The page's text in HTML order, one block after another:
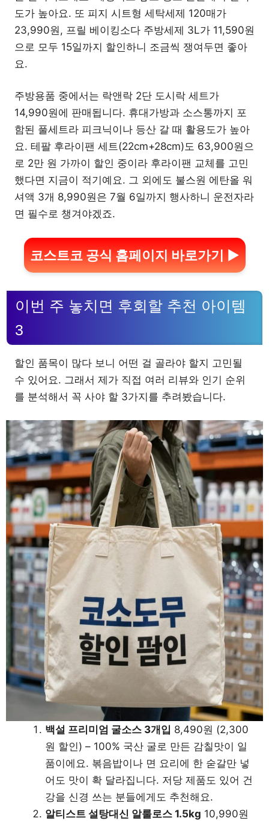
도가 높아요. 또 피지 시트형 세탁세제 120매가
23,990원, 프릴 베이킹소다 주방세제 3L가 11,590원
으로 모두 15일까지 할인하니 조금씩 쟁여두면 좋아
요.
주방용품 중에서는 락앤락 2단 도시락 세트가
14,990원에 판매됩니다. 휴대가방과 소스통까지 포
함된 풀세트라 피크닉이나 등산 갈 때 활용도가 높아
요. 테팔 후라이팬 세트(22cm+28cm)도 63,900원으
로 2만 원 가까이 할인 중이라 후라이팬 교체를 고민
했다면 지금이 적기예요. 그 외에도 불스원 에탄올 워
셔액 3개 8,990원은 7월 6일까지 행사하니 운전자라
면 필수로 챙겨야겠죠.
코스트코 공식 홈페이지 바로가기 ▶
이번 주 놓치면 후회할 추천 아이템
3
할인 품목이 많다 보니 어떤 걸 골라야 할지 고민될
수 있어요. 그래서 제가 직접 여러 리뷰와 인기 순위
를 분석해서 꼭 사야 할 3가지를 추려봤습니다.
백설 프리미엄 굴소스 3개입 8,490원 (2,300
원 할인) – 100% 국산 굴로 만든 감칠맛이 일
품이에요. 볶음밥이나 면 요리에 한 숟갈만 넣
어도 맛이 확 달라집니다. 저당 제품도 있어 건
강을 신경 쓰는 분들에게도 추천해요.
알티스트 설탕대신 알룰로스 1.5kg 10,990원